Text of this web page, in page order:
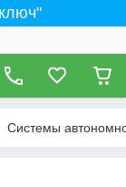
Системы